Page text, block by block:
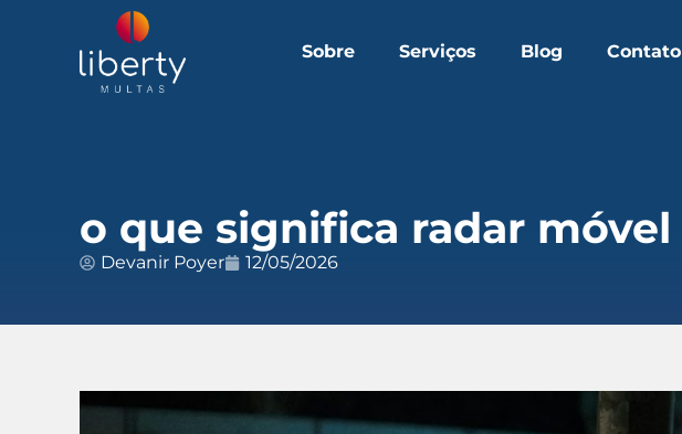
Sobre Serviços Blog Contato
o que significa radar móvel
Devanir Poyer 12/05/2026